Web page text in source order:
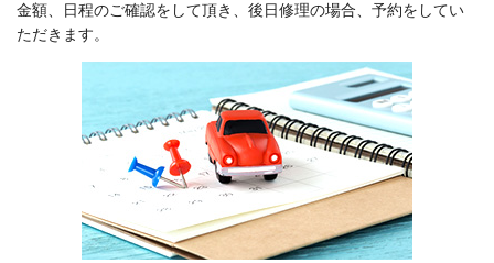
金額、日程のご確認をして頂き、後日修理の場合、予約をしてい
ただきます。